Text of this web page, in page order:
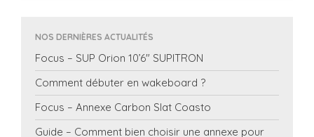
NOS DERNIÈRES ACTUALITÉS
Focus – SUP Orion 10’6″ SUPITRON
Comment débuter en wakeboard ?
Focus – Annexe Carbon Slat Coasto
Guide – Comment bien choisir une annexe pour